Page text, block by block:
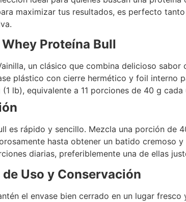
maximizar tus resultados, es perfecto
Proteína Bull
un clásico que combina delicioso sabor
plástico con cierre hermético y foil interno
(1 lb), equivalente a 11 porciones de 40 g
es rápido y sencillo. Mezcla una porción
hasta obtener un batido cremoso
diarias, preferiblemente una de ellas
Uso y Conservación
el envase bien cerrado en un lugar